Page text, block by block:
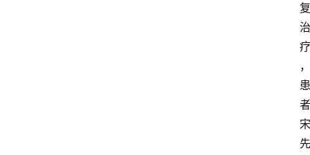
复
治
疗
，
患
者
宋
先